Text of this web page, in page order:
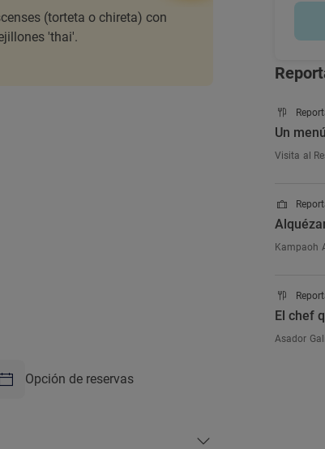
(torteta o chireta) con
'thai'.
Opción de reservas
Un
Visita al
Kampaoh
El chef
Asador